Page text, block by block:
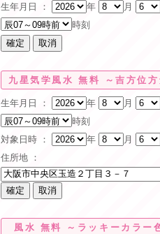
生年月日 ：
年 月
時刻
九星気学風水 無料 ～吉方位方
生年月日 ： 年 月
時刻
対象日時 ：
年 月
住所地 ：
風水 無料 ～ラッキーカラー